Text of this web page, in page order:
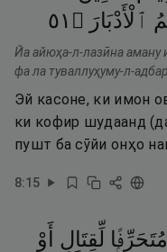
ٱلْأَدْبَارَ ۝ ١٥
Йа айюҳа-л-лазӣна аману
фа ла туваллуҳуму-л-адбар.
Эй касоне, ки имон
ки кофир шудаанд
пушт ба сӯйи онҳо
8:15
مُتَحَرِّفًۭا لِّقِتَالٍ
أَوْ